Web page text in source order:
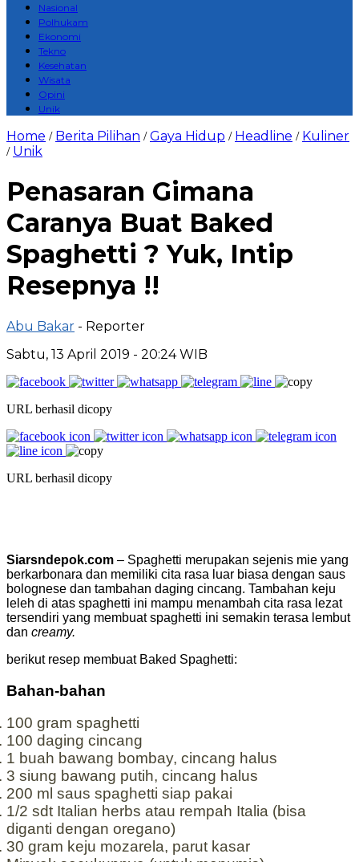
Nasional
Polhukam
Ekonomi
Tekno
Kesehatan
Wisata
Opini
Unik
Home / Berita Pilihan /Gaya Hidup / Headline / Kuliner
/ Unik
Penasaran Gimana
Caranya Buat Baked
Spaghetti ? Yuk, Intip
Resepnya !!
Abu Bakar - Reporter
Sabtu, 13 April 2019 - 20:24 WIB
URL berhasil dicopy
URL berhasil dicopy
Siarsndepok.com – Spaghetti merupakan sejenis mie yang
berkarbonara dan memiliki cita rasa luar biasa dengan saus
bolognese dan tambahan daging cincang. Tambahan keju
leleh di atas spaghetti ini mampu menambah cita rasa lezat
tersendiri yang membuat spaghetti ini semakin terasa lembut
dan creamy.
berikut resep membuat Baked Spaghetti:
Bahan-bahan
100 gram spaghetti
100 daging cincang
1 buah bawang bombay, cincang halus
3 siung bawang putih, cincang halus
200 ml saus spaghetti siap pakai
1/2 sdt Italian herbs atau rempah Italia (bisa
diganti dengan oregano)
30 gram keju mozarela, parut kasar